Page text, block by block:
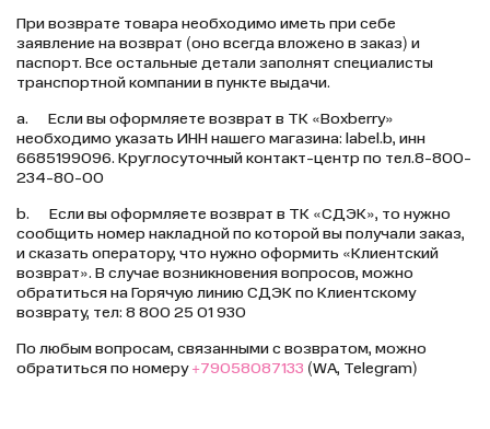
При возврате товара необходимо иметь при себе
заявление на возврат (оно всегда вложено в заказ) и
паспорт. Все остальные детали заполнят специалисты
транспортной компании в пункте выдачи.
a. Если вы оформляете возврат в ТК «Boxberry»
необходимо указать ИНН нашего магазина: label.b, инн
6685199096. Круглосуточный контакт-центр по тел.8-800-
234-80-00
b. Если вы оформляете возврат в ТК «СДЭК», то нужно
сообщить номер накладной по которой вы получали заказ,
и сказать оператору, что нужно оформить «Клиентский
возврат». В случае возникновения вопросов, можно
обратиться на Горячую линию СДЭК по Клиентскому
возврату, тел: 8 800 25 01 930
По любым вопросам, связанными с возвратом, можно
обратиться по номеру+79058087133 (WA, Telegram)